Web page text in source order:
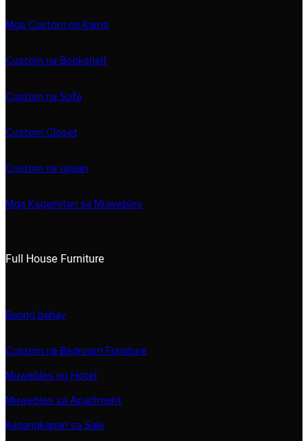
Mga Custom na Kama
Custom na Bookshelf
Custom na Sofa
Custom Closet
Custom na upuan
Mga Kagamitan sa Muwebles
Full House Furniture
Buong bahay
Custom na Bedroom Furniture
Muwebles ng Hotel
Muwebles sa Apartment
Kasangkapan sa Sala